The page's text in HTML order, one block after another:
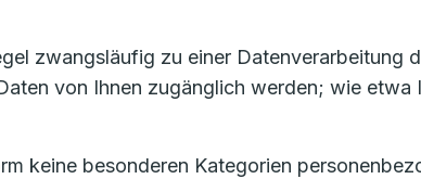
zwangsläufig zu einer Datenverarbeitung
von Ihnen zugänglich werden; wie
keine besonderen Kategorien